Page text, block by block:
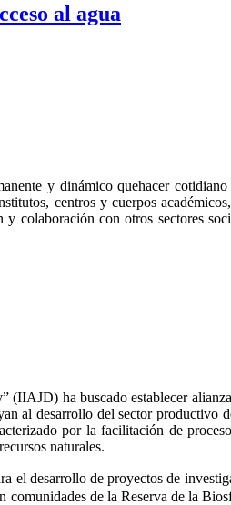
al agua
y dinámico quehacer
centros y cuerpos
colaboración con otros sectores
ha buscado establecer
al desarrollo del sector productivo
por la facilitación de
naturales.
el desarrollo de proyectos de
de la Reserva de la